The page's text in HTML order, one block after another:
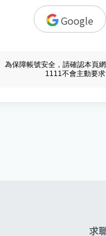
Google
為保障帳號安全，請確認本頁
1111不會主動要
求